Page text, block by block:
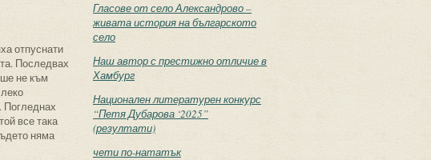
отпуснати
Последвах
не към
Погледнах
все така
няма
Гласове от село Александрово –
живата история на българското
село
Наш автор с престижно отличие в
Хамбург
Национален литературен конкурс
“Петя Дубарова ‘2025”
(резултати)
чети по-нататък